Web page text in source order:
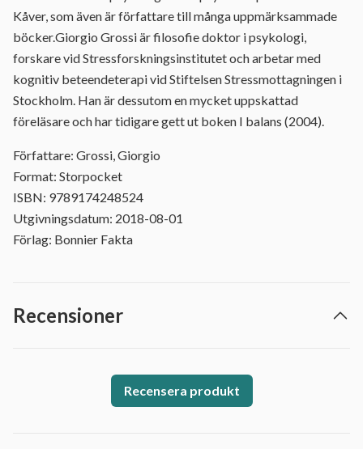
Kåver, som även är författare till många uppmärksammade
böcker.Giorgio Grossi är filosofie doktor i psykologi,
forskare vid Stressforskningsinstitutet och arbetar med
kognitiv beteendeterapi vid Stiftelsen Stressmottagningen i
Stockholm. Han är dessutom en mycket uppskattad
föreläsare och har tidigare gett ut boken I balans (2004).
Författare: Grossi, Giorgio
Format: Storpocket
ISBN: 9789174248524
Utgivningsdatum: 2018-08-01
Förlag: Bonnier Fakta
Recensioner
Recensera produkt